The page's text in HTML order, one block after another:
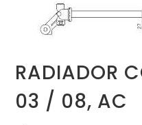
RADIADOR
03 / 08, AC